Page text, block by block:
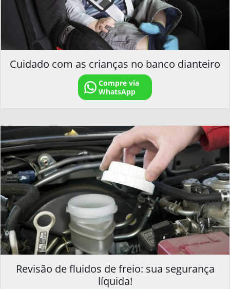
Cuidado com as crianças no banco dianteiro
Compre via
WhatsApp
Revisão de fluidos de freio: sua segurança
líquida!